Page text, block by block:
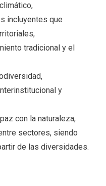
incluyentes que
tradicional y el
y
con la naturaleza,
sectores, siendo
de las diversidades.